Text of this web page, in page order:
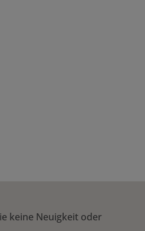
keine Neuigkeit oder